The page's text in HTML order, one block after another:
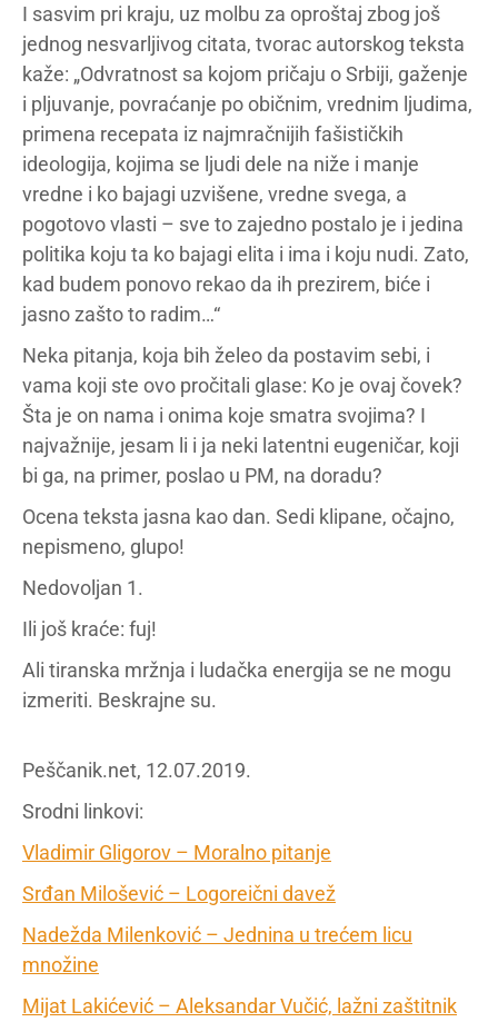
I sasvim pri kraju, uz molbu za oproštaj zbog još
jednog nesvarljivog citata, tvorac autorskog teksta
kaže: „Odvratnost sa kojom pričaju o Srbiji, gaženje
i pljuvanje, povraćanje po običnim, vrednim ljudima,
primena recepata iz najmračnijih fašističkih
ideologija, kojima se ljudi dele na niže i manje
vredne i ko bajagi uzvišene, vredne svega, a
pogotovo vlasti – sve to zajedno postalo je i jedina
politika koju ta ko bajagi elita i ima i koju nudi. Zato,
kad budem ponovo rekao da ih prezirem, biće i
jasno zašto to radim…“
Neka pitanja, koja bih želeo da postavim sebi, i
vama koji ste ovo pročitali glase: Ko je ovaj čovek?
Šta je on nama i onima koje smatra svojima? I
najvažnije, jesam li i ja neki latentni eugeničar, koji
bi ga, na primer, poslao u PM, na doradu?
Ocena teksta jasna kao dan. Sedi klipane, očajno,
nepismeno, glupo!
Nedovoljan 1.
Ili još kraće: fuj!
Ali tiranska mržnja i ludačka energija se ne mogu
izmeriti. Beskrajne su.
Peščanik.net, 12.07.2019.
Srodni linkovi:
Vladimir Gligorov – Moralno pitanje
Srđan Milošević – Logoreični davež
Nadežda Milenković – Jednina u trećem licu
množine
Mijat Lakićević – Aleksandar Vučić, lažni zaštitnik